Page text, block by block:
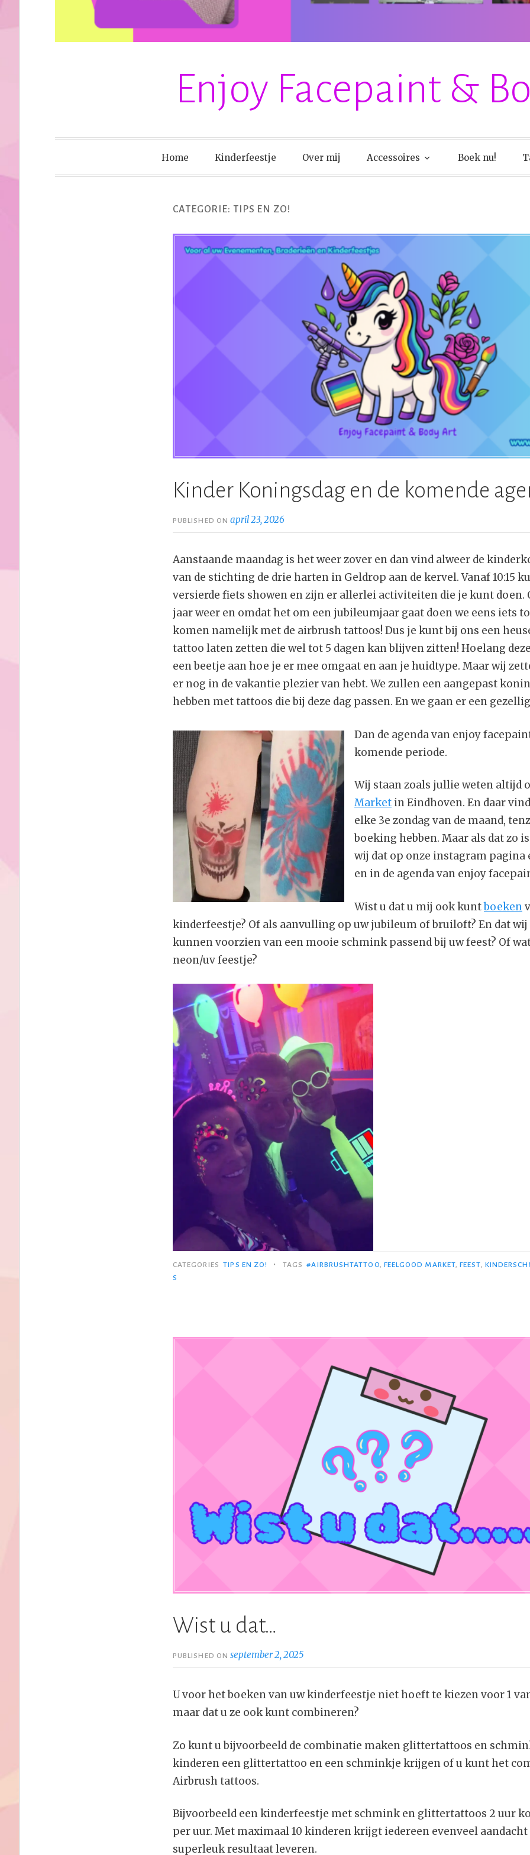
Enjoy Facepaint &
Home Kinderfeestje Over mij Accessoires Boek nu!
CATEGORIE: TIPS EN ZO!
Kinder Koningsdag en de komende
PUBLISHED ONapril 23, 2026
Aanstaande maandag is het weer zover en dan vind alweer de
van de stichting de drie harten in Geldrop aan de kervel. Vanaf 10:15
versierde fiets showen en zijn er allerlei activiteiten die je kunt doen.
jaar weer en omdat het om een jubileumjaar gaat doen we eens iets
komen namelijk met de airbrush tattoos! Dus je kunt bij ons een
tattoo laten zetten die wel tot 5 dagen kan blijven zitten! Hoelang
een beetje aan hoe je er mee omgaat en aan je huidtype. Maar wij
er nog in de vakantie plezier van hebt. We zullen een aangepast
hebben met tattoos die bij deze dag passen. En we gaan er een
Dan de agenda van enjoy
komende periode.
Wij staan zoals jullie weten altijd
Market in Eindhoven. En daar
elke 3e zondag van de maand,
boeking hebben. Maar als dat zo
wij dat op onze instagram pagina
en in de agenda van enjoy
Wist u dat u mij ook kuntboeken
kinderfeestje? Of als aanvulling op uw jubileum of bruiloft? En dat
kunnen voorzien van een mooie schmink passend bij uw feest? Of
neon/uv feestje?
CATEGORIES TIPS EN ZO! • TAGS #AIRBRUSHTATTOO, FEELGOOD MARKET,FEEST,
S
Wist u dat…
PUBLISHED ONseptember 2, 2025
U voor het boeken van uw kinderfeestje niet hoeft te kiezen voor 1
maar dat u ze ook kunt combineren?
Zo kunt u bijvoorbeeld de combinatie maken glittertattoos en
kinderen een glittertattoo en een schminkje krijgen of u kunt het
Airbrush tattoos.
Bijvoorbeeld een kinderfeestje met schmink en glittertattoos 2 uur
per uur. Met maximaal 10 kinderen krijgt iedereen evenveel
superleuk resultaat leveren.